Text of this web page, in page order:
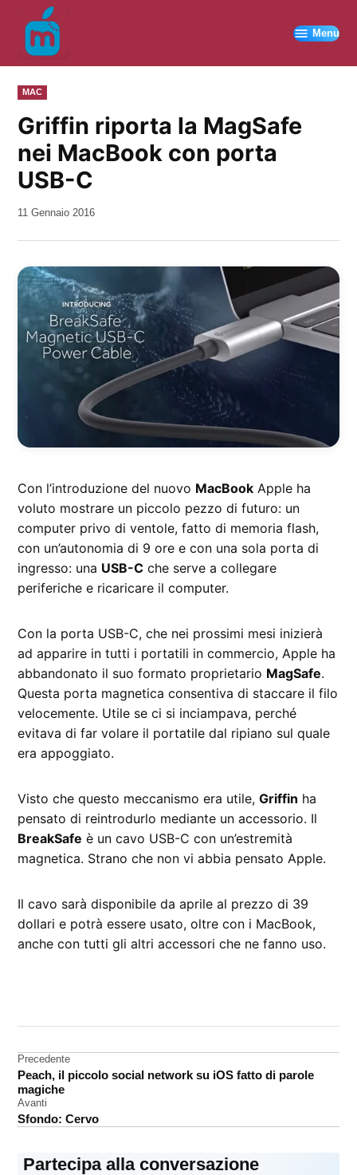
contenuto
Menu
PUBBLICATO
IN
MAC
Griffin riporta la MagSafe
nei MacBook con porta
USB-C
da
11 Gennaio 2016
Con l’introduzione del nuovo MacBook Apple ha
voluto mostrare un piccolo pezzo di futuro: un
computer privo di ventole, fatto di memoria flash,
con un’autonomia di 9 ore e con una sola porta di
ingresso: una USB-C che serve a collegare
periferiche e ricaricare il computer.
Con la porta USB-C, che nei prossimi mesi inizierà
ad apparire in tutti i portatili in commercio, Apple ha
abbandonato il suo formato proprietario MagSafe.
Questa porta magnetica consentiva di staccare il filo
velocemente. Utile se ci si inciampava, perché
evitava di far volare il portatile dal ripiano sul quale
era appoggiato.
Visto che questo meccanismo era utile,Griffin ha
pensato di reintrodurlo mediante un accessorio. Il
BreakSafe è un cavo USB-C con un’estremità
magnetica. Strano che non vi abbia pensato Apple.
Il cavo sarà disponibile da aprile al prezzo di 39
dollari e potrà essere usato, oltre con i MacBook,
anche con tutti gli altri accessori che ne fanno uso.
USB
C
Navigazione
articoli
Precedente
Peach, il piccolo social network su iOS fatto di parole
magiche
Avanti
Sfondo: Cervo
Partecipa alla conversazione